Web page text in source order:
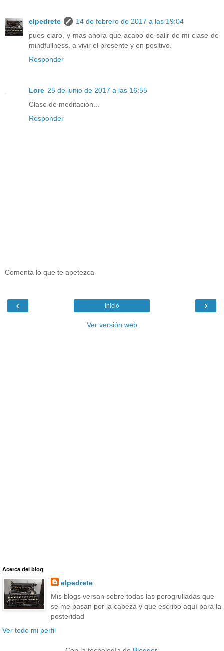
elpedrete
14 de febrero de 2017 a las 19:04
pues claro, y mas ahora que acabo de salir de mi clase de
mindfullness. a vivir el presente y en positivo.
Responder
Lore 25 de junio de 2017 a las 16:55
Clase de meditación...
Responder
Comenta lo que te apetezca
‹ ›
Inicio
Ver versión web
Acerca del blog
elpedrete
Mis blogs versan sobre todas las perogrulladas que
se me pasan por la cabeza y que escribo aquí para la
posteridad
Ver todo mi perfil